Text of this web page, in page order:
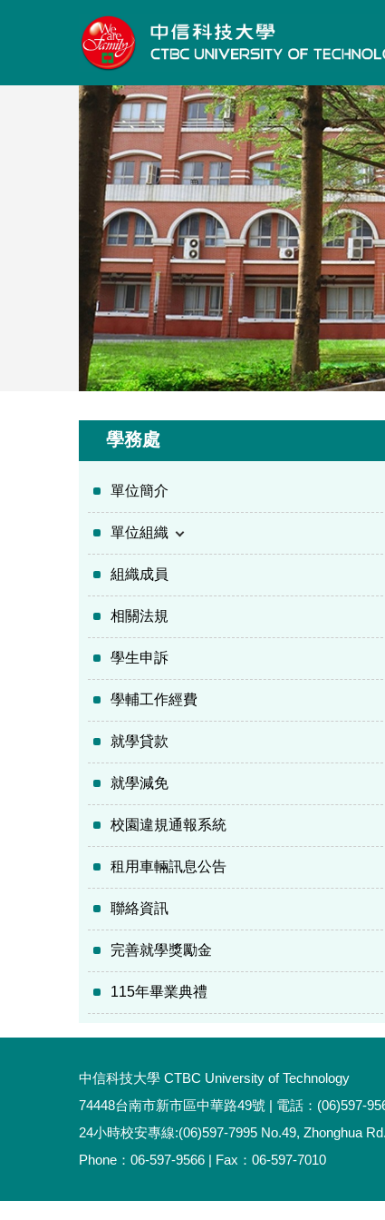
學務處
單位簡介
單位組織
組織成員
相關法規
學生申訴
學輔工作經費
就學貸款
就學減免
校園違規通報系統
租用車輛訊息公告
聯絡資訊
完善就學獎勵金
115年畢業典禮
中信科技大學 CTBC University of Technology
74448台南市新市區中華路49號 | 電話：(06)597-
24小時校安專線:(06)597-7995 No.49, Zhonghua
Phone：06-597-9566 | Fax：06-597-7010